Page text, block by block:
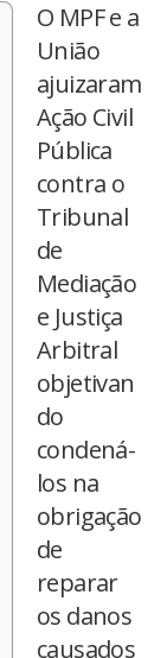
O MPF e a
União
ajuizaram
Ação Civil
Pública
contra o
Tribunal
de
Mediação
e Justiça
Arbitral
objetivan
do
condená-
los na
obrigação
de
reparar
os danos
causados